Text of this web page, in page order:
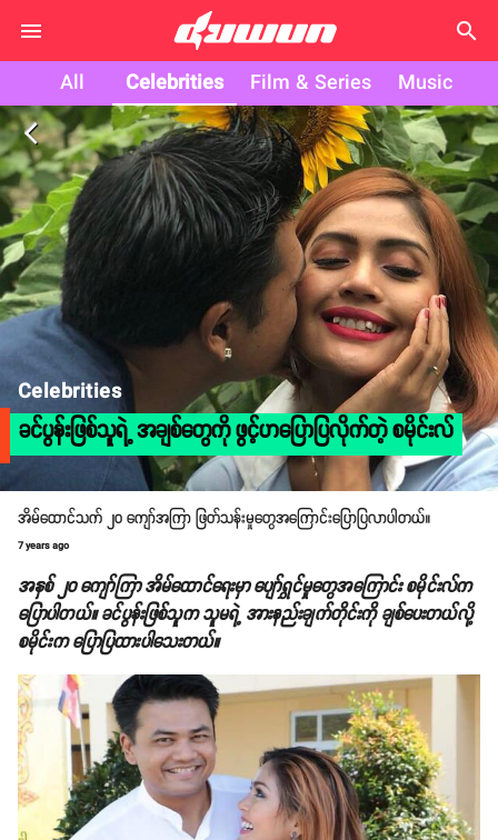
search
All Celebrities Film & Series Music
arrow_back_ios
Celebrities
ခင်ပွန်းဖြစ်သူရဲ့ အချစ်တွေကို ဖွင့်ဟပြောပြလိုက်တဲ့ စမိုင်းလ်
အိမ်ထောင်သက် ၂၀ ကျော်အကြာ ဖြတ်သန်းမှုတွေအကြောင်းပြောပြလာပါတယ်။
7 years ago
အနှစ် ၂၀ ကျော်ကြာ အိမ်ထောင်ရေးမှာ ပျော်ရွှင်မှုတွေအကြောင်း စမိုင်းလ်က
ပြောပါတယ်။ ခင်ပွန်းဖြစ်သူက သူမရဲ့ အားနည်းချက်တိုင်းကို ချစ်ပေးတယ်လို့
စမိုင်းက ပြောပြထားပါသေးတယ်။